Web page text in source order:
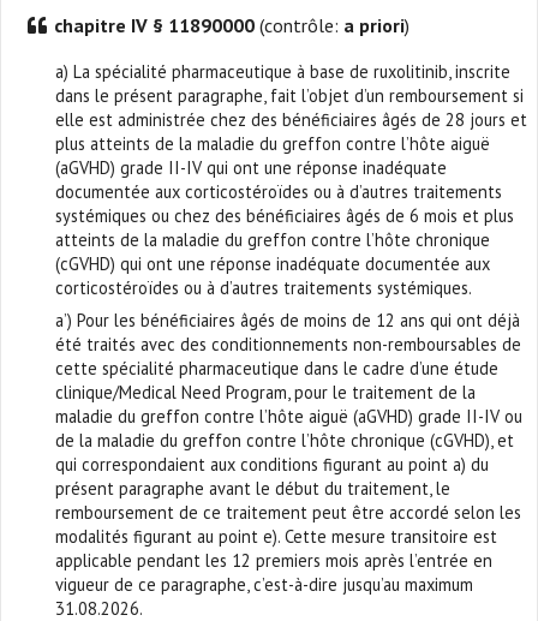
chapitre IV § 11890000 (contrôle: a priori)
a) La spécialité pharmaceutique à base de ruxolitinib, inscrite
dans le présent paragraphe, fait l’objet d’un remboursement si
elle est administrée chez des bénéficiaires âgés de 28 jours et
plus atteints de la maladie du greffon contre l’hôte aiguë
(aGVHD) grade II-IV qui ont une réponse inadéquate
documentée aux corticostéroïdes ou à d’autres traitements
systémiques ou chez des bénéficiaires âgés de 6 mois et plus
atteints de la maladie du greffon contre l’hôte chronique
(cGVHD) qui ont une réponse inadéquate documentée aux
corticostéroïdes ou à d’autres traitements systémiques.
a’) Pour les bénéficiaires âgés de moins de 12 ans qui ont déjà
été traités avec des conditionnements non-remboursables de
cette spécialité pharmaceutique dans le cadre d’une étude
clinique/Medical Need Program, pour le traitement de la
maladie du greffon contre l’hôte aiguë (aGVHD) grade II-IV ou
de la maladie du greffon contre l’hôte chronique (cGVHD), et
qui correspondaient aux conditions figurant au point a) du
présent paragraphe avant le début du traitement, le
remboursement de ce traitement peut être accordé selon les
modalités figurant au point e). Cette mesure transitoire est
applicable pendant les 12 premiers mois après l’entrée en
vigueur de ce paragraphe, c’est-à-dire jusqu’au maximum
31.08.2026.